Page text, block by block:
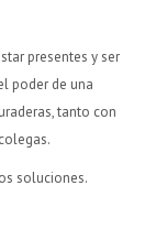
presentes y ser
poder de una
tanto con
soluciones.
pago
el
tarde.